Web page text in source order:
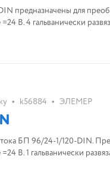
предназначены для
В. 4 гальванически
• k56884 • ЭЛЕМЕР
(~220 В) в
В. 1 гальванически